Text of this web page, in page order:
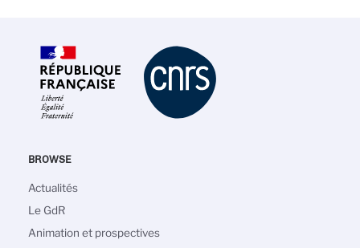
BROWSE
Navigation
principale
Actualités
Le GdR
Animation et prospectives